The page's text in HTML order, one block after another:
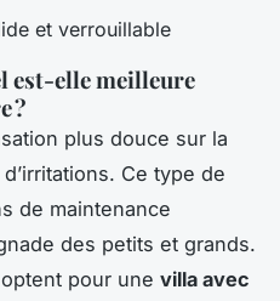
et verrouillable
est-elle meilleure
?
plus douce sur la
Ce type de
de maintenance
des petits et grands.
pour une villa avec